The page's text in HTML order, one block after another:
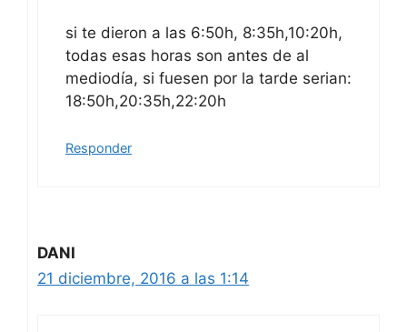
si te dieron a las 6:50h, 8:35h,10:20h,
todas esas horas son antes de al
mediodía, si fuesen por la tarde serian:
18:50h,20:35h,22:20h
Responder
DANI
21 diciembre, 2016 a las 1:14